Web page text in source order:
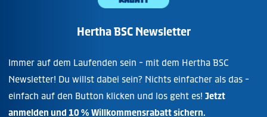
Hertha BSC Newsletter
Immer auf dem Laufenden sein - mit dem Hertha BSC
Newsletter! Du willst dabei sein? Nichts einfacher als das -
einfach auf den Button klicken und los geht es! Jetzt
anmelden und 10 % Willkommensrabatt sichern.